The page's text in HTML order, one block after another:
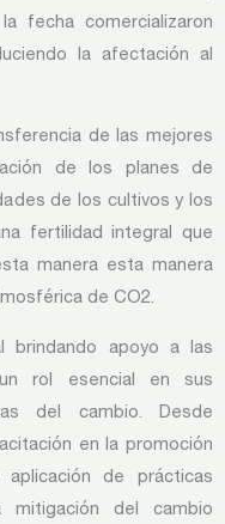
fecha comercializaron
la afectación al
de las mejores
de los planes de
de los cultivos y los
fertilidad integral que
manera esta manera
de CO2.
brindando apoyo a las
rol esencial en sus
del cambio. Desde
en la promoción
de prácticas
mitigación del cambio